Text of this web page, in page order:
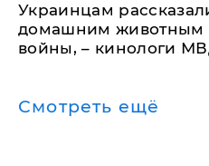
Украинцам
домашним животным
войны, – кинологи
Смотреть ещё